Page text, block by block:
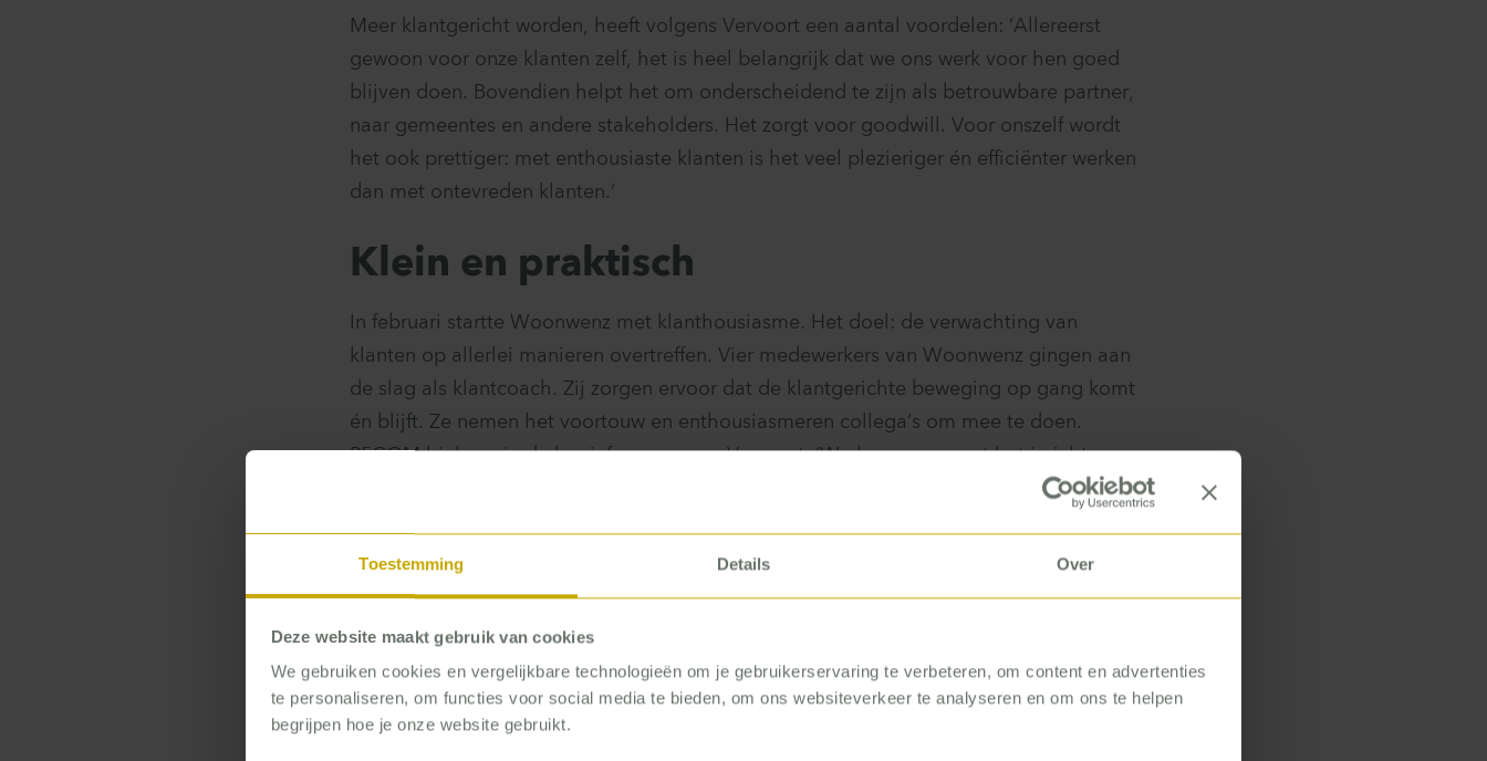
Toestemming Details Over
Deze website maakt gebruik van cookies
We gebruiken cookies en vergelijkbare technologieën om je gebruikerservaring te verbeteren, om content en advertenties
te personaliseren, om functies voor social media te bieden, om ons websiteverkeer te analyseren en om ons te helpen
begrijpen hoe je onze website gebruikt.
Meer klantgericht worden, heeft volgens Vervoort een aantal voordelen: ‘Allereerst
gewoon voor onze klanten zelf, het is heel belangrijk dat we ons werk voor hen goed
blijven doen. Bovendien helpt het om onderscheidend te zijn als betrouwbare partner,
naar gemeentes en andere stakeholders. Het zorgt voor goodwill. Voor onszelf wordt
het ook prettiger: met enthousiaste klanten is het veel plezieriger én efficiënter werken
dan met ontevreden klanten.’
Klein en praktisch
In februari startte Woonwenz met klanthousiasme. Het doel: de verwachting van
klanten op allerlei manieren overtreffen. Vier medewerkers van Woonwenz gingen aan
de slag als klantcoach. Zij zorgen ervoor dat de klantgerichte beweging op gang komt
én blijft. Ze nemen het voortouw en enthousiasmeren collega’s om mee te doen.
P5COM hielp ze in de beginfase op weg. Vervoort: ‘We begonnen met het inrichten
van workshops om klantgerichte ideeën te bedenken. We hebben daarbij twee vragen
we het niet te groots maken? Iedereen heeft het druk, daarom willen we het zo
Alle medewerkers – van controller tot medewerker klantenservice – deden mee aan de
workshops. En ze werden willekeurig verdeeld over de groepen. Vervoort: ‘Zo kregen